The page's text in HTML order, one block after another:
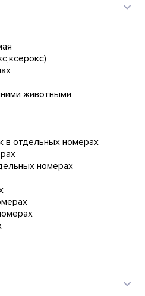
животными
в отдельных номерах
номерах